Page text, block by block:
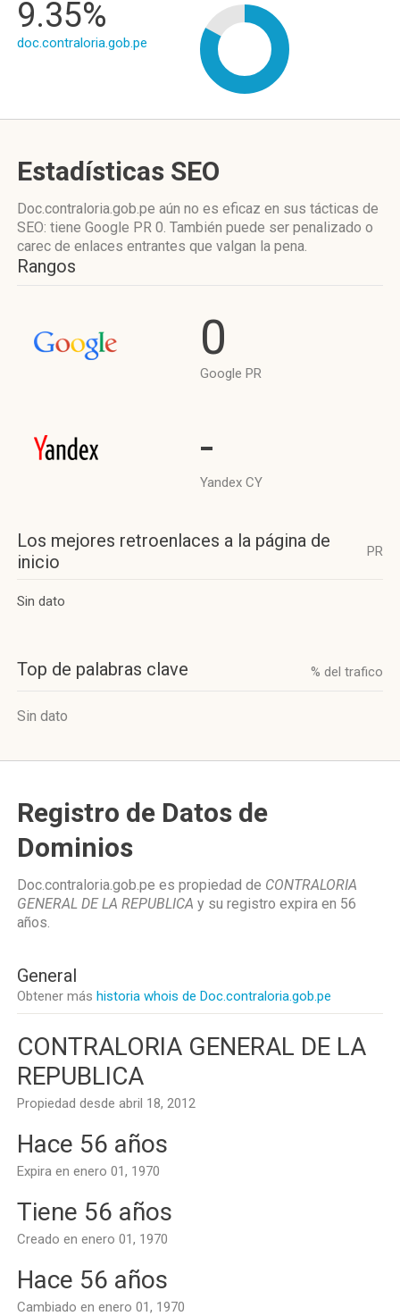
9.35%
doc.contraloria.gob.pe
Estadísticas SEO
Doc.contraloria.gob.pe aún no es eficaz en sus tácticas de
SEO: tiene Google PR 0. También puede ser penalizado o
carec de enlaces entrantes que valgan la pena.
Rangos
0
Google PR
-
Yandex CY
Los mejores retroenlaces a la página de
inicio
PR
Sin dato
Top de palabras clave % del trafico
Sin dato
Registro de Datos de
Dominios
Doc.contraloria.gob.pe es propiedad de CONTRALORIA
GENERAL DE LA REPUBLICA y su registro expira en 56
años.
General
Obtener más historia whois de Doc.contraloria.gob.pe
CONTRALORIA GENERAL DE LA
REPUBLICA
Propiedad desde abril 18, 2012
Hace 56 años
Expira en enero 01, 1970
Tiene 56 años
Creado en enero 01, 1970
Hace 56 años
Cambiado en enero 01, 1970